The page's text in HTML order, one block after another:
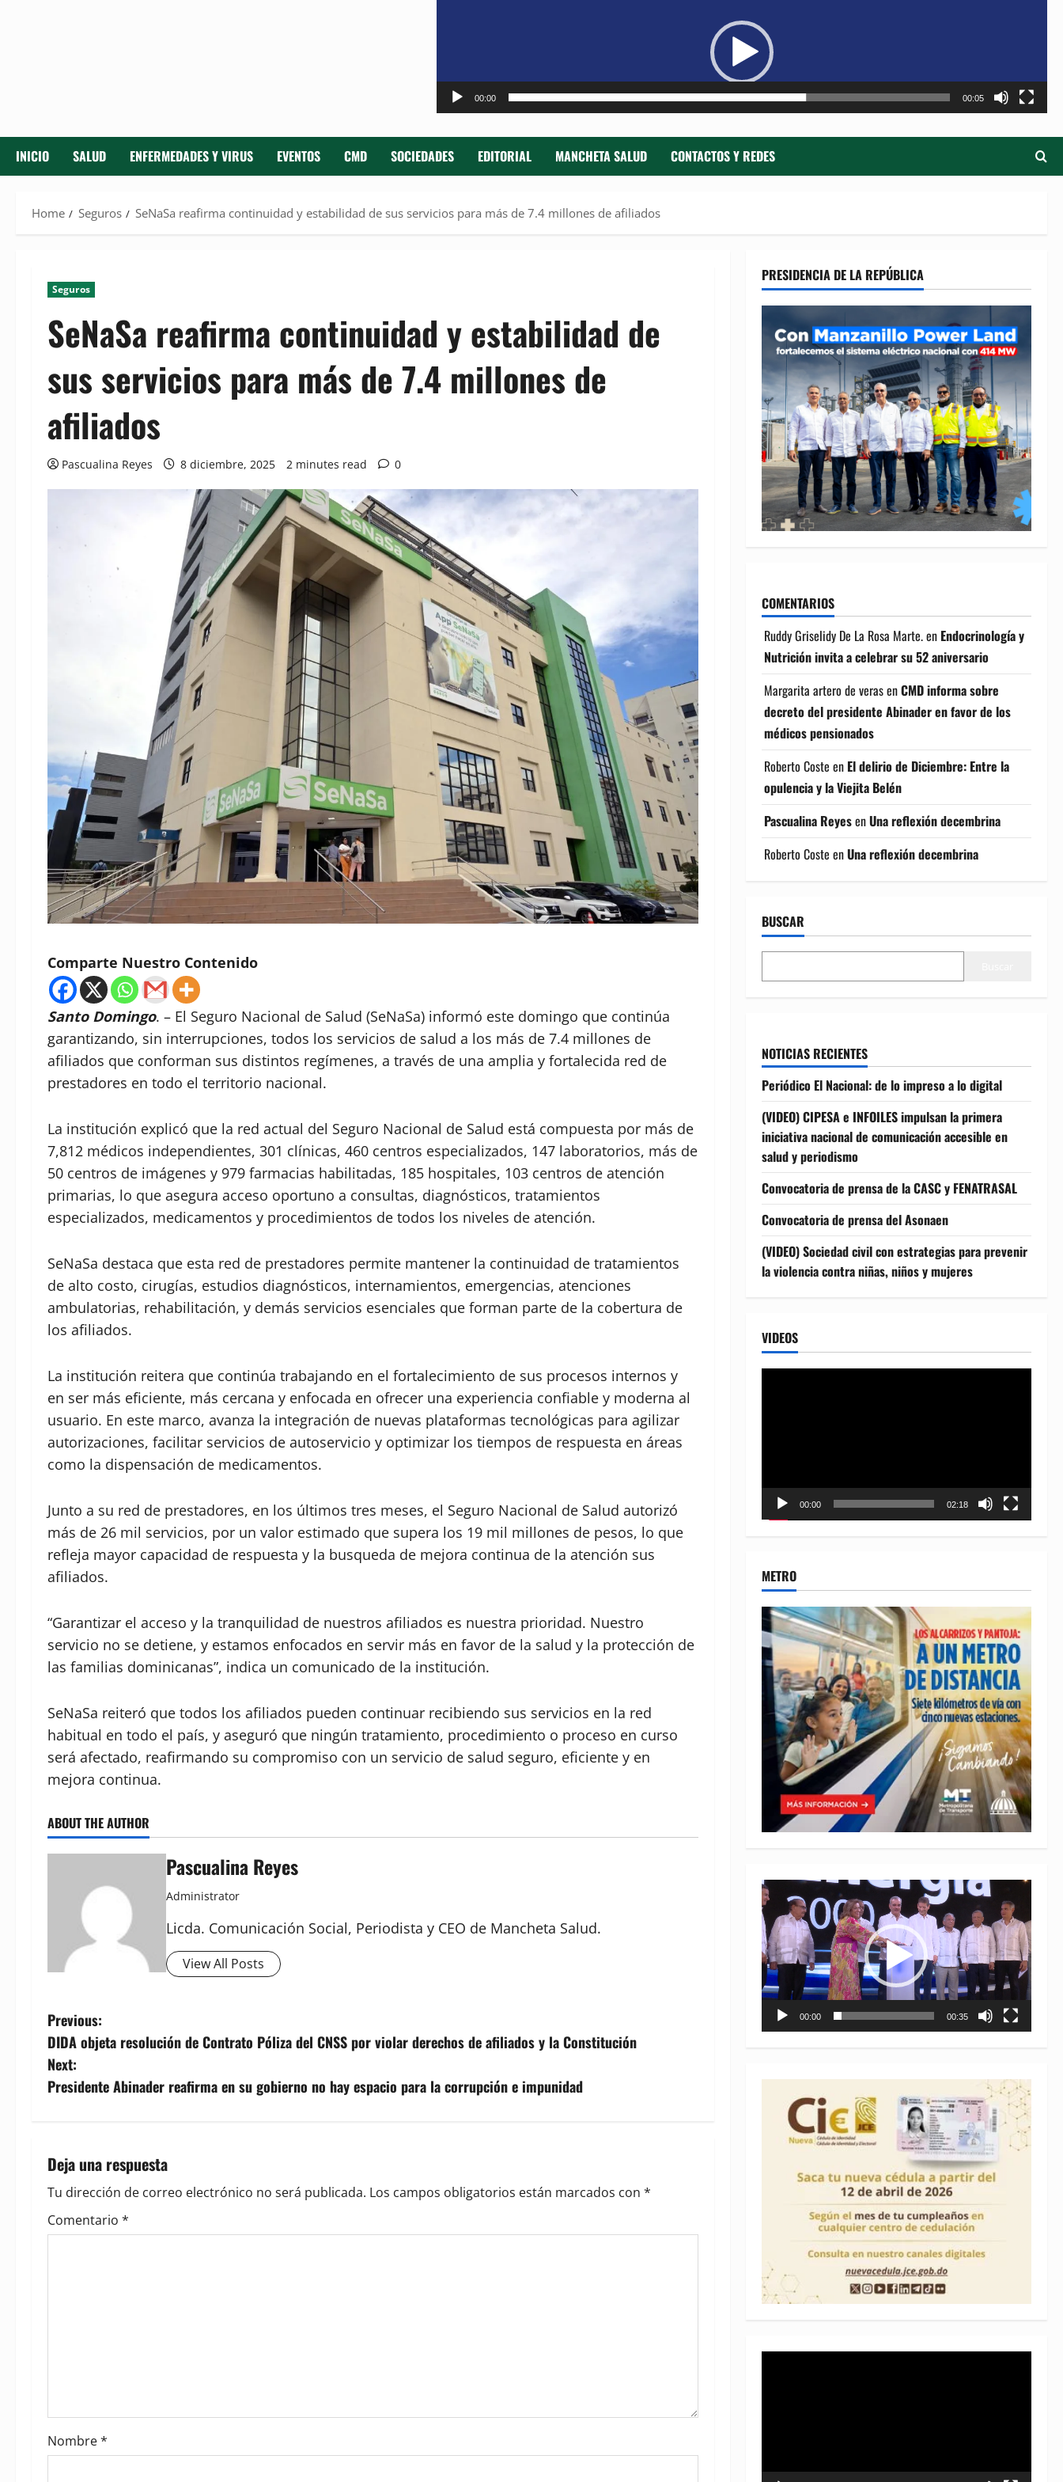
00:00 00:05
INICIO SALUD ENFERMEDADES Y VIRUS EVENTOS CMD SOCIEDADES EDITORIAL MANCHETA SALUD CONTACTOS Y REDES
Home Seguros SeNaSa reafirma continuidad y estabilidad de sus servicios para más de 7.4 millones de afiliados
Seguros
SeNaSa reafirma continuidad y estabilidad de
sus servicios para más de 7.4 millones de
afiliados
Pascualina Reyes 8 diciembre, 2025 2 minutes read 0
Comparte Nuestro Contenido
Santo Domingo. – El Seguro Nacional de Salud (SeNaSa) informó este domingo que continúa
garantizando, sin interrupciones, todos los servicios de salud a los más de 7.4 millones de
afiliados que conforman sus distintos regímenes, a través de una amplia y fortalecida red de
prestadores en todo el territorio nacional.
La institución explicó que la red actual del Seguro Nacional de Salud está compuesta por más de
7,812 médicos independientes, 301 clínicas, 460 centros especializados, 147 laboratorios, más de
50 centros de imágenes y 979 farmacias habilitadas, 185 hospitales, 103 centros de atención
primarias, lo que asegura acceso oportuno a consultas, diagnósticos, tratamientos
especializados, medicamentos y procedimientos de todos los niveles de atención.
SeNaSa destaca que esta red de prestadores permite mantener la continuidad de tratamientos
de alto costo, cirugías, estudios diagnósticos, internamientos, emergencias, atenciones
ambulatorias, rehabilitación, y demás servicios esenciales que forman parte de la cobertura de
los afiliados.
La institución reitera que continúa trabajando en el fortalecimiento de sus procesos internos y
en ser más eficiente, más cercana y enfocada en ofrecer una experiencia confiable y moderna al
usuario. En este marco, avanza la integración de nuevas plataformas tecnológicas para agilizar
autorizaciones, facilitar servicios de autoservicio y optimizar los tiempos de respuesta en áreas
como la dispensación de medicamentos.
Junto a su red de prestadores, en los últimos tres meses, el Seguro Nacional de Salud autorizó
más de 26 mil servicios, por un valor estimado que supera los 19 mil millones de pesos, lo que
refleja mayor capacidad de respuesta y la busqueda de mejora continua de la atención sus
afiliados.
“Garantizar el acceso y la tranquilidad de nuestros afiliados es nuestra prioridad. Nuestro
servicio no se detiene, y estamos enfocados en servir más en favor de la salud y la protección de
las familias dominicanas”, indica un comunicado de la institución.
SeNaSa reiteró que todos los afiliados pueden continuar recibiendo sus servicios en la red
habitual en todo el país, y aseguró que ningún tratamiento, procedimiento o proceso en curso
será afectado, reafirmando su compromiso con un servicio de salud seguro, eficiente y en
mejora continua.
ABOUT THE AUTHOR
Pascualina Reyes
Administrator
Licda. Comunicación Social, Periodista y CEO de Mancheta Salud.
View All Posts
P
o
s
n
a
v
o
n
Previous:
DIDA objeta resolución de Contrato Póliza del CNSS por violar derechos de afiliados y la Constitución
Next:
Presidente Abinader reafirma en su gobierno no hay espacio para la corrupción e impunidad
Deja una respuesta
Tu dirección de correo electrónico no será publicada. Los campos obligatorios están marcados con *
Comentario *
Nombre*
PRESIDENCIA DE LA REPÚBLICA
COMENTARIOS
Ruddy Griselidy De La Rosa Marte.en Endocrinología y
Nutrición invita a celebrar su 52 aniversario
Margarita artero de verasenCMD informa sobre
decreto del presidente Abinader en favor de los
médicos pensionados
Roberto Coste en El delirio de Diciembre: Entre la
opulencia y la Viejita Belén
Pascualina ReyesenUna reflexión decembrina
Roberto Coste enUna reflexión decembrina
BUSCAR
NOTICIAS RECIENTES
Periódico El Nacional: de lo impreso a lo digital
(VIDEO) CIPESA e INFOILES impulsan la primera
iniciativa nacional de comunicación accesible en
salud y periodismo
Convocatoria de prensa de la CASC y FENATRASAL
Convocatoria de prensa del Asonaen
(VIDEO) Sociedad civil con estrategias para prevenir
la violencia contra niñas, niños y mujeres
VIDEOS
00:00 02:18
METRO
Reproductor
de
vídeo
00:00 00:35